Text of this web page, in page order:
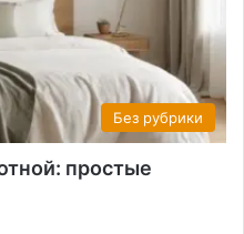
Без рубрики
простые